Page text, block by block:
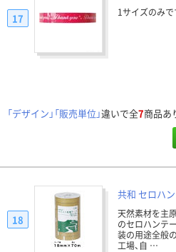
1サイズのみで
17
「デザイン」「販売単位」違いで全7商品あ
共和 セロハ
天然素材を主
のセロハンテ
装の用途全般
工場、自 …
18